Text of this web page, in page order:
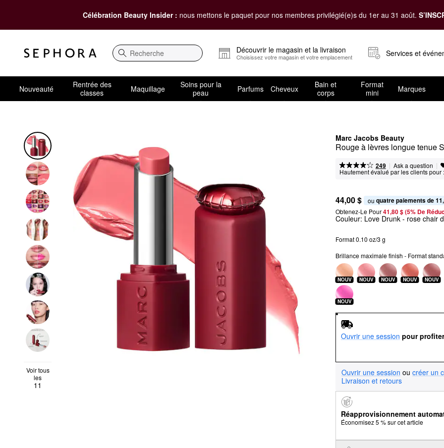
Célébration Beauty Insider : nous mettons le paquet pour nos membres privilégié(e)s du 1er au 31 août.
Recherche
Découvrir le magasin et la livraison
Choisissez votre magasin et votre emplacement Services et
Nouveauté
Rentrée des
classes
Maquillage
Soins pour la
peau
Parfums Cheveux
Bain et
corps
Format
mini
Marques
Marc Jacobs Beauty
Rouge à lèvres longue tenue
249 | Ask a question |
Hautement évalué par les clients pour :
Voir tous
les
11
44,00 $ ou quatre paiements de
Obtenez-Le Pour41,80 $ (5% De
Couleur: Love Drunk - rose chair
Format 0.10 oz/3 g
Brillance maximale finish - Format
NOUV NOUV NOUV NOUV NOUV
NOUV
Ouvrir une session pour
Ouvrir une session ou créer un
Livraison et retours
Réapprovisionnement
Économisez 5 % sur cet article